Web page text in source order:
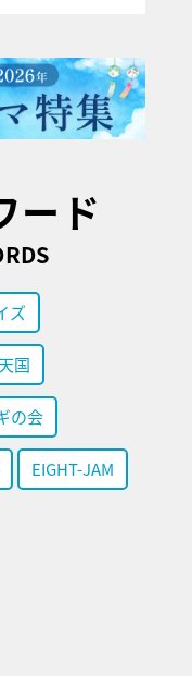
ード
ズ
国
の会
EIGHT-JAM